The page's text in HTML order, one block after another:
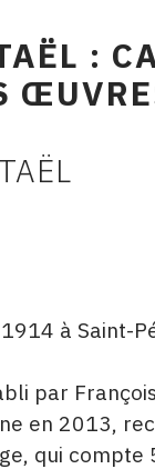
:
à Saint-
par
en 2013,
qui